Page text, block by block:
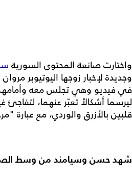
واختارت صانعة المحتوى السورية
وجديدة لإخبار زوجها اليوتيوبر
في فيديو وهي تجلس معه
ليرسما أشكالاً تعبّر عنهما،
قلبين بالأزرق والوردي، مع عبارة
شهد حسن وسيامند من وسط